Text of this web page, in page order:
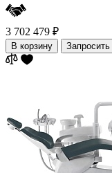
3 702 479 ₽
В корзину